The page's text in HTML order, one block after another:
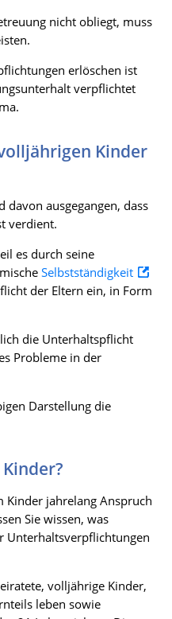
nicht obliegt, muss
erlöschen ist
verpflichtet
Kinder
ausgegangen, dass
verdient.
es durch seine
Selbstständigkeit
der Eltern ein, in Form
die Unterhaltspflicht
Probleme in der
Darstellung die
jahrelang Anspruch
Sie wissen, was
Unterhaltsverpflichtungen
volljährige Kinder,
leben sowie